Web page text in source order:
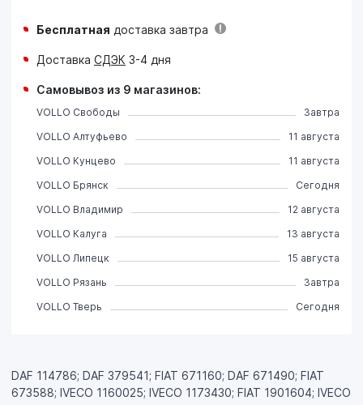
DAF 114786; DAF 379541; FIAT 671160; DAF 671490; FIAT
673588; IVECO 1160025; IVECO 1173430; FIAT 1901604; IVECO
Бесплатная доставка завтра
Доставка СДЭК 3-4 дня
Самовывоз из 9 магазинов:
VOLLO Свободы
Завтра
VOLLO Алтуфьево
11 августа
VOLLO Кунцево
11 августа
VOLLO Брянск
Сегодня
VOLLO Владимир
12 августа
VOLLO Калуга
13 августа
VOLLO Липецк
15 августа
VOLLO Рязань
Завтра
VOLLO Тверь
Сегодня